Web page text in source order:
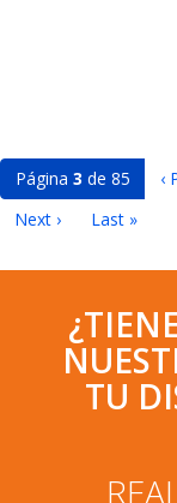
Página 3 de 85 ‹
Next ›
Last »
TU